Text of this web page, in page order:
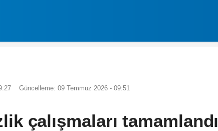
Güncelleme: 09 Temmuz 2026 - 09:51
çalışmaları tamamlandı